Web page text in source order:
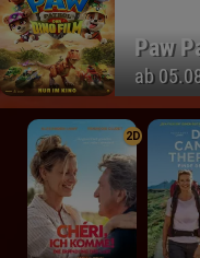
Paw
ab
2D